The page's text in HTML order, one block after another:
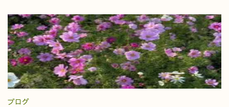
ブログ